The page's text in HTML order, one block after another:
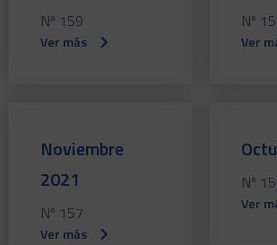
Nº 159
Ver más
Nº
Ver
Noviembre
2021
Nº 157
Ver más
Nº
Ver